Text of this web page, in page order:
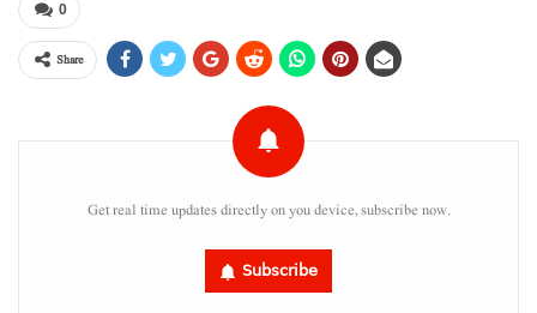
0
Share
Get real time updates directly on you device, subscribe now.
Subscribe